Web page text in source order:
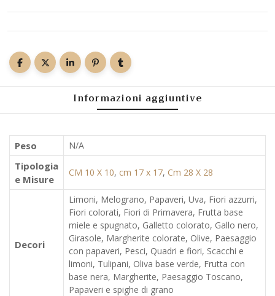
Informazioni aggiuntive
Peso N/A
Tipologia
e Misure
CM 10 X 10, cm 17 x 17, Cm 28 X 28
Decori
Limoni, Melograno, Papaveri, Uva, Fiori azzurri,
Fiori colorati, Fiori di Primavera, Frutta base
miele e spugnato, Galletto colorato, Gallo nero,
Girasole, Margherite colorate, Olive, Paesaggio
con papaveri, Pesci, Quadri e fiori, Scacchi e
limoni, Tulipani, Oliva base verde, Frutta con
base nera, Margherite, Paesaggio Toscano,
Papaveri e spighe di grano